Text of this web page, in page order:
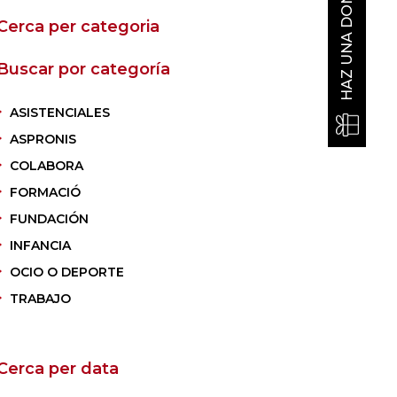
per categoria
por categoría
ASISTENCIALES
ASPRONIS
COLABORA
FORMACIÓ
FUNDACIÓN
INFANCIA
OCIO O DEPORTE
TRABAJO
per data